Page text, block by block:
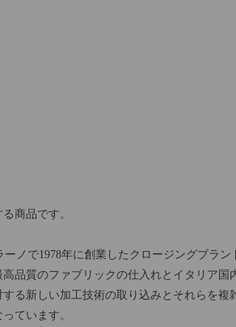
商品です。
ノで1978年に創業したクロージングブラ
品質のファブリックの仕入れとイタリア
る新しい加工技術の取り込みとそれらを
ています。